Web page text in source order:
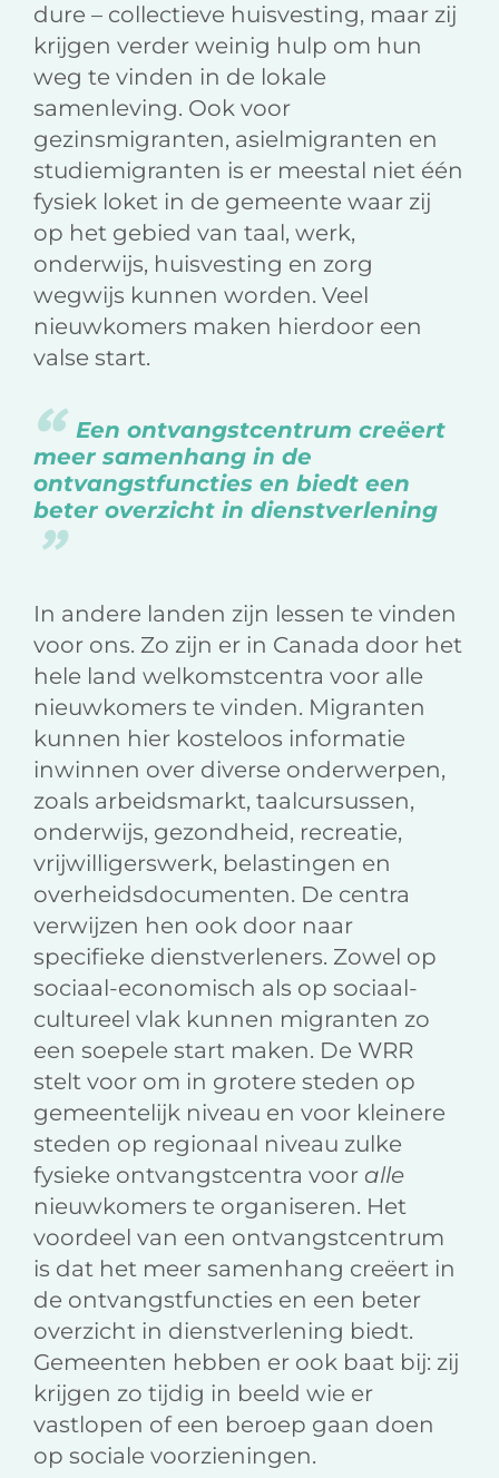
dure – collectieve huisvesting, maar zij
krijgen verder weinig hulp om hun
weg te vinden in de lokale
samenleving. Ook voor
gezinsmigranten, asielmigranten en
studiemigranten is er meestal niet één
fysiek loket in de gemeente waar zij
op het gebied van taal, werk,
onderwijs, huisvesting en zorg
wegwijs kunnen worden. Veel
nieuwkomers maken hierdoor een
valse start.
Een ontvangstcentrum creëert
meer samenhang in de
ontvangstfuncties en biedt een
beter overzicht in dienstverlening
In andere landen zijn lessen te vinden
voor ons. Zo zijn er in Canada door het
hele land welkomstcentra voor alle
nieuwkomers te vinden. Migranten
kunnen hier kosteloos informatie
inwinnen over diverse onderwerpen,
zoals arbeidsmarkt, taalcursussen,
onderwijs, gezondheid, recreatie,
vrijwilligerswerk, belastingen en
overheidsdocumenten. De centra
verwijzen hen ook door naar
specifieke dienstverleners. Zowel op
sociaal-economisch als op sociaal-
cultureel vlak kunnen migranten zo
een soepele start maken. De WRR
stelt voor om in grotere steden op
gemeentelijk niveau en voor kleinere
steden op regionaal niveau zulke
fysieke ontvangstcentra voor alle
nieuwkomers te organiseren. Het
voordeel van een ontvangstcentrum
is dat het meer samenhang creëert in
de ontvangstfuncties en een beter
overzicht in dienstverlening biedt.
Gemeenten hebben er ook baat bij: zij
krijgen zo tijdig in beeld wie er
vastlopen of een beroep gaan doen
op sociale voorzieningen.